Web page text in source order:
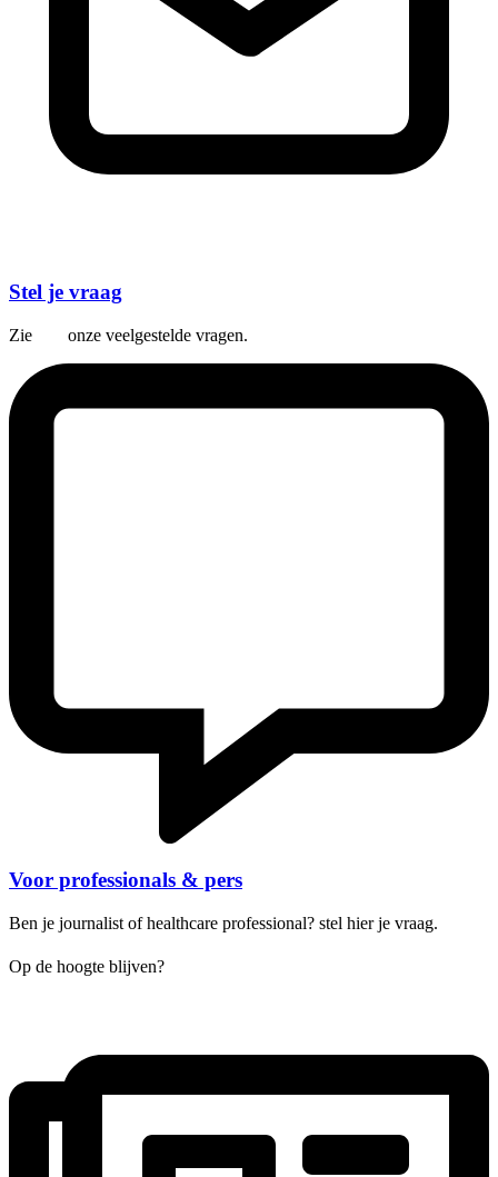
Stel je vraag
Zie onze veelgestelde vragen.
Voor professionals & pers
Ben je journalist of healthcare professional? stel hier je vraag.
Op de hoogte blijven?